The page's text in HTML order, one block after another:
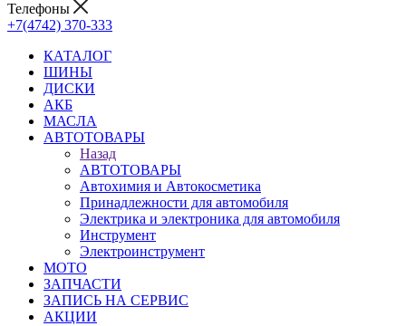
Телефоны
+7(4742) 370-333
КАТАЛОГ
ШИНЫ
ДИСКИ
АКБ
МАСЛА
АВТОТОВАРЫ
Назад
АВТОТОВАРЫ
Автохимия и Автокосметика
Принадлежности для автомобиля
Электрика и электроника для автомобиля
Инструмент
Электроинструмент
МОТО
ЗАПЧАСТИ
ЗАПИСЬ НА СЕРВИС
АКЦИИ